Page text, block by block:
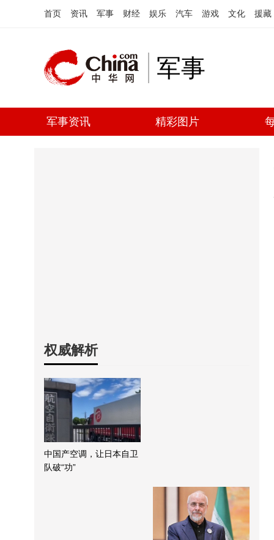
首页 资讯 军事 财经 娱乐 汽车 游戏 文化 援藏
军事
军事资讯 精彩图片
权威解析
中国产空调，让日本自卫
队破“功”